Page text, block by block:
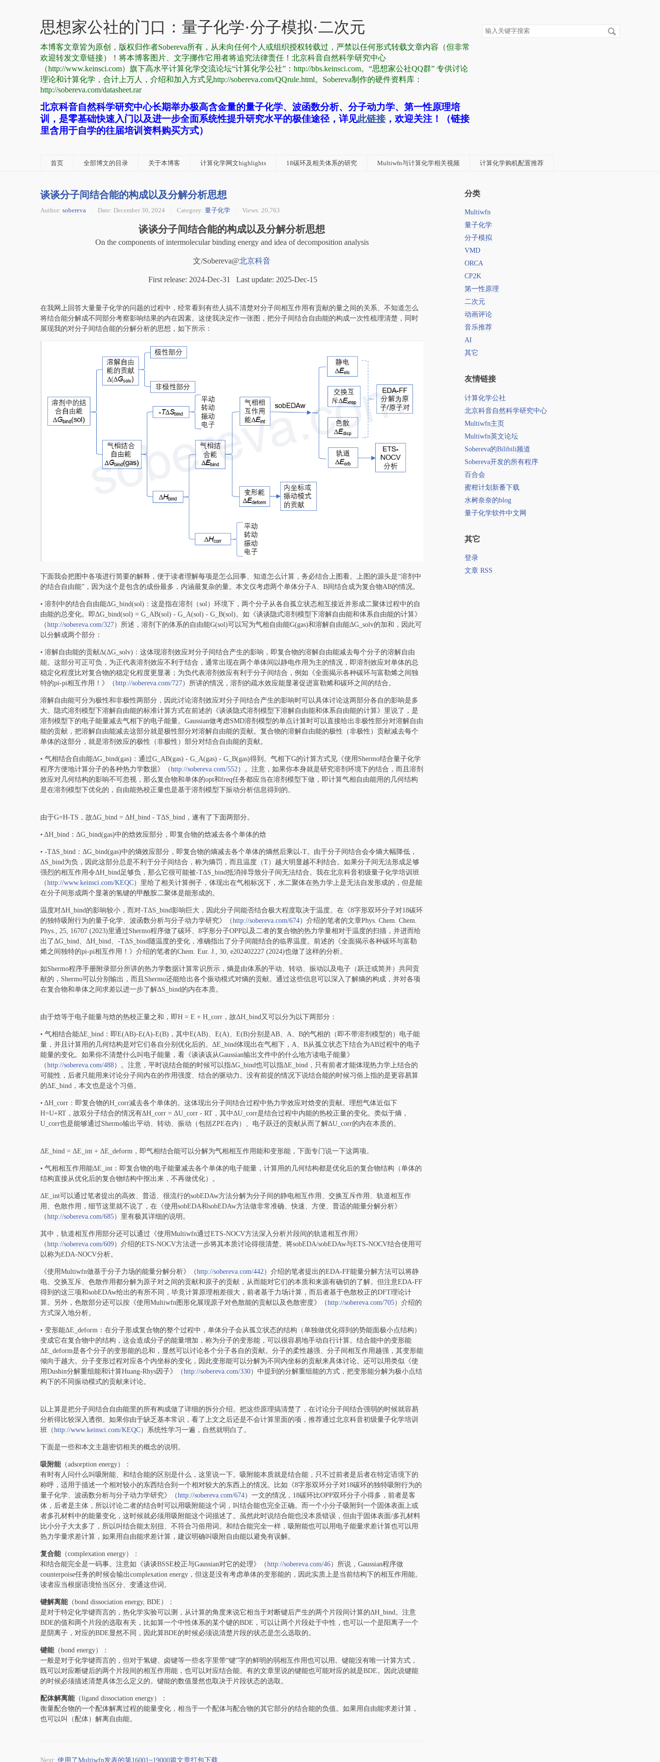
思想家公社的门口：量子化学·分子模拟·二次元
本博客文章皆为原创，版权归作者Sobereva所有，从未向任何个人或组织授权转载过，严禁以任何形式转载文章内容（但非常
欢迎转发文章链接）！将本博客图片、文字挪作它用者将追究法律责任！北京科音自然科学研究中心
（http://www.keinsci.com）旗下高水平计算化学交流论坛“计算化学公社”：http://bbs.keinsci.com。“思想家公社QQ群” 专供讨论
理论和计算化学，合计上万人，介绍和加入方式见http://sobereva.com/QQrule.html。Sobereva制作的硬件资料库：
http://sobereva.com/datasheet.rar
北京科音自然科学研究中心长期举办极高含金量的量子化学、波函数分析、分子动力学、第一性原理培
训，是零基础快速入门以及进一步全面系统性提升研究水平的极佳途径，详见此链接，欢迎关注！（链接
里含用于自学的往届培训资料购买方式）
搜
首页 全部博文的目录 关于本博客 计算化学网文highlights 18碳环及相关体系的研究 Multiwfn与计算化学相关视频 计算化学购机配置推荐
谈谈分子间结合能的构成以及分解分析思想
Author: sobereva Date: December 30, 2024 Category: 量子化学 Views: 20,763
谈谈分子间结合能的构成以及分解分析思想
On the components of intermolecular binding energy and idea of decomposition analysis
文/Sobereva@北京科音
First release: 2024-Dec-31 Last update: 2025-Dec-15
在我网上回答大量量子化学的问题的过程中，经常看到有些人搞不清楚对分子间相互作用有贡献的量之间的关系、不知道怎么
将结合能分解成不同部分考察影响结果的内在因素。这使我决定作一张图，把分子间结合自由能的构成一次性梳理清楚，同时
展现我的对分子间结合能的分解分析的思想，如下所示：
下面我会把图中各项进行简要的解释，便于读者理解每项是怎么回事、知道怎么计算，务必结合上图看。上图的源头是“溶剂中
的结合自由能”，因为这个是包含的成份最多，内涵最复杂的量。本文仅考虑两个单体分子A、B间结合成为复合物AB的情况。
• 溶剂中的结合自由能ΔG_bind(sol)：这是指在溶剂（sol）环境下，两个分子从各自孤立状态相互接近并形成二聚体过程中的自
由能的总变化。即ΔG_bind(sol) = G_AB(sol) - G_A(sol) - G_B(sol)。如《谈谈隐式溶剂模型下溶解自由能和体系自由能的计算》
（http://sobereva.com/327）所述，溶剂下的体系的自由能G(sol)可以写为气相自由能G(gas)和溶解自由能ΔG_solv的加和，因此可
以分解成两个部分：
• 溶解自由能的贡献Δ(ΔG_solv)：这体现溶剂效应对分子间结合产生的影响，即复合物的溶解自由能减去每个分子的溶解自由
能。这部分可正可负，为正代表溶剂效应不利于结合，通常出现在两个单体间以静电作用为主的情况，即溶剂效应对单体的总
稳定化程度比对复合物的稳定化程度更显著；为负代表溶剂效应有利于分子间结合，例如《全面揭示各种碳环与富勒烯之间独
特的pi-pi相互作用！》（http://sobereva.com/727）所讲的情况，溶剂的疏水效应能显著促进富勒烯和碳环之间的结合。
溶解自由能可分为极性和非极性两部分，因此讨论溶剂效应对分子间结合产生的影响时可以具体讨论这两部分各自的影响是多
大。隐式溶剂模型下溶解自由能的标准计算方式在前述的《谈谈隐式溶剂模型下溶解自由能和体系自由能的计算》里说了，是
溶剂模型下的电子能量减去气相下的电子能量。Gaussian做考虑SMD溶剂模型的单点计算时可以直接给出非极性部分对溶解自由
能的贡献，把溶解自由能减去这部分就是极性部分对溶解自由能的贡献。复合物的溶解自由能的极性（非极性）贡献减去每个
单体的这部分，就是溶剂效应的极性（非极性）部分对结合自由能的贡献。
• 气相结合自由能ΔG_bind(gas)：通过G_AB(gas) - G_A(gas) - G_B(gas)得到。气相下G的计算方式见《使用Shermo结合量子化学
程序方便地计算分子的各种热力学数据》（http://sobereva.com/552 ）。注意，如果你本身就是研究溶剂环境下的结合，而且溶剂
效应对几何结构的影响不可忽视，那么复合物和单体的opt和freq任务都应当在溶剂模型下做，即计算气相自由能用的几何结构
是在溶剂模型下优化的，自由能热校正量也是基于溶剂模型下振动分析信息得到的。
由于G=H-TS，故ΔG_bind = ΔH_bind - TΔS_bind，遂有了下面两部分。
• ΔH_bind：ΔG_bind(gas)中的焓效应部分，即复合物的焓减去各个单体的焓
• -TΔS_bind：ΔG_bind(gas)中的熵效应部分，即复合物的熵减去各个单体的熵然后乘以-T。由于分子间结合会令熵大幅降低，
ΔS_bind为负，因此这部分总是不利于分子间结合，称为熵罚，而且温度（T）越大明显越不利结合。如果分子间无法形成足够
强烈的相互作用令ΔH_bind足够负，那么它很可能被-TΔS_bind抵消掉导致分子间无法结合。我在北京科音初级量子化学培训班
（http://www.keinsci.com/KEQC）里给了相关计算例子，体现出在气相标况下，水二聚体在热力学上是无法自发形成的，但是能
在分子间形成两个显著的氢键的甲酰胺二聚体是能形成的。
温度对ΔH_bind的影响较小，而对-TΔS_bind影响巨大，因此分子间能否结合极大程度取决于温度。在《8字形双环分子对18碳环
的独特吸附行为的量子化学、波函数分析与分子动力学研究》（http://sobereva.com/674）介绍的笔者的文章Phys. Chem. Chem.
Phys., 25, 16707 (2023)里通过Shermo程序做了碳环、8字形分子OPP以及二者的复合物的热力学量相对于温度的扫描，并进而给
出了ΔG_bind、ΔH_bind、-TΔS_bind随温度的变化，准确指出了分子间能结合的临界温度。前述的《全面揭示各种碳环与富勒
烯之间独特的pi-pi相互作用！》介绍的笔者的Chem. Eur. J., 30, e202402227 (2024)也做了这样的分析。
如Shermo程序手册附录部分所讲的热力学数据计算常识所示，熵是由体系的平动、转动、振动以及电子（跃迁或简并）共同贡
献的，Shermo可以分别输出，而且Shermo还能给出各个振动模式对熵的贡献。通过这些信息可以深入了解熵的构成，并对各项
在复合物和单体之间求差以进一步了解ΔS_bind的内在本质。
由于焓等于电子能量与焓的热校正量之和，即H = E + H_corr，故ΔH_bind又可以分为以下两部分：
• 气相结合能ΔE_bind：即E(AB)-E(A)-E(B)，其中E(AB)、E(A)、E(B)分别是AB、A、B的气相的（即不带溶剂模型的）电子能
量，并且计算用的几何结构是对它们各自分别优化后的。ΔE_bind体现出在气相下，A、B从孤立状态下结合为AB过程中的电子
能量的变化。如果你不清楚什么叫电子能量，看《谈谈该从Gaussian输出文件中的什么地方读电子能量》
（http://sobereva.com/488）。注意，平时说结合能的时候可以指ΔG_bind也可以指ΔE_bind，只有前者才能体现热力学上结合的
可能性，后者只能用来讨论分子间内在的作用强度、结合的驱动力。没有前提的情况下说结合能的时候习俗上指的是更容易算
的ΔE_bind，本文也是这个习俗。
• ΔH_corr：即复合物的H_corr减去各个单体的。这体现出分子间结合过程中热力学效应对焓变的贡献。理想气体近似下
H=U+RT，故双分子结合的情况有ΔH_corr = ΔU_corr - RT，其中ΔU_corr是结合过程中内能的热校正量的变化。类似于熵，
U_corr也是能够通过Shermo输出平动、转动、振动（包括ZPE在内）、电子跃迁的贡献从而了解ΔU_corr的内在本质的。
ΔE_bind = ΔE_int + ΔE_deform，即气相结合能可以分解为气相相互作用能和变形能，下面专门说一下这两项。
• 气相相互作用能ΔE_int：即复合物的电子能量减去各个单体的电子能量，计算用的几何结构都是优化后的复合物结构（单体的
结构直接从优化后的复合物结构中抠出来，不再做优化）。
ΔE_int可以通过笔者提出的高效、普适、很流行的sobEDAw方法分解为分子间的静电相互作用、交换互斥作用、轨道相互作
用、色散作用，细节这里就不说了，在《使用sobEDA和sobEDAw方法做非常准确、快速、方便、普适的能量分解分析》
（http://sobereva.com/685）里有极其详细的说明。
其中，轨道相互作用部分还可以通过《使用Multiwfn通过ETS-NOCV方法深入分析片段间的轨道相互作用》
（http://sobereva.com/609）介绍的ETS-NOCV方法进一步将其本质讨论得很清楚。将sobEDA/sobEDAw与ETS-NOCV结合使用可
以称为EDA-NOCV分析。
《使用Multiwfn做基于分子力场的能量分解分析》（http://sobereva.com/442 ）介绍的笔者提出的EDA-FF能量分解方法可以将静
电、交换互斥、色散作用都分解为原子对之间的贡献和原子的贡献，从而能对它们的本质和来源有确切的了解。但注意EDA-FF
得到的这三项和sobEDAw给出的有所不同，毕竟计算原理相差很大，前者基于力场计算，而后者基于色散校正的DFT理论计
算。另外，色散部分还可以按《使用Multiwfn图形化展现原子对色散能的贡献以及色散密度》（http://sobereva.com/705）介绍的
方式深入地分析。
• 变形能ΔE_deform：在分子形成复合物的整个过程中，单体分子会从孤立状态的结构（单独做优化得到的势能面极小点结构）
变成它在复合物中的结构，这会造成分子的能量增加，称为分子的变形能，可以很容易地手动自行计算。结合能中的变形能
ΔE_deform是各个分子的变形能的总和，显然可以讨论各个分子各自的贡献。分子的柔性越强、分子间相互作用越强，其变形能
倾向于越大。分子变形过程对应各个内坐标的变化，因此变形能可以分解为不同内坐标的贡献来具体讨论。还可以用类似《使
用Dushin分解重组能和计算Huang-Rhys因子》（http://sobereva.com/330）中提到的分解重组能的方式，把变形能分解为极小点结
构下的不同振动模式的贡献来讨论。
以上算是把分子间结合自由能里的所有构成做了详细的拆分介绍。把这些原理搞清楚了，在讨论分子间结合强弱的时候就容易
分析得比较深入透彻。如果你由于缺乏基本常识，看了上文之后还是不会计算里面的项，推荐通过北京科音初级量子化学培训
班（http://www.keinsci.com/KEQC）系统性学习一遍，自然就明白了。
下面是一些和本文主题密切相关的概念的说明。
吸附能（adsorption energy）：
有时有人问什么叫吸附能、和结合能的区别是什么，这里说一下。吸附能本质就是结合能，只不过前者是后者在特定语境下的
称呼，适用于描述一个相对较小的东西结合到一个相对较大的东西上的情况。比如《8字形双环分子对18碳环的独特吸附行为的
量子化学、波函数分析与分子动力学研究》（http://sobereva.com/674）一文的情况，18碳环比OPP双环分子小得多，前者是客
体，后者是主体，所以讨论二者的结合时可以用吸附能这个词，叫结合能也完全正确。而一个小分子吸附到一个固体表面上或
者多孔材料中的能量变化，这时候就必须用吸附能这个词描述了。虽然此时说结合能也没本质错误，但由于固体表面/多孔材料
比小分子大太多了，所以叫结合能太别扭、不符合习俗用词。和结合能完全一样，吸附能也可以用电子能量求差计算也可以用
热力学量求差计算，如果用自由能求差计算，建议明确叫吸附自由能以避免有误解。
复合能（complexation energy）：
和结合能完全是一码事。注意如《谈谈BSSE校正与Gaussian对它的处理》（http://sobereva.com/46）所说，Gaussian程序做
counterpoise任务的时候会输出complexation energy，但这是没有考虑单体的变形能的，因此实质上是当前结构下的相互作用能。
读者应当根据语境恰当区分、变通这些词。
键解离能（bond dissociation energy, BDE）：
是对于特定化学键而言的，热化学实验可以测，从计算的角度来说它相当于对断键后产生的两个片段间计算的ΔH_bind。注意
BDE的值和两个片段的选取有关，比如算一个中性体系的某个键的BDE，可以让两个片段处于中性，也可以一个是阳离子一个
是阴离子，对应的BDE显然不同，因此算BDE的时候必须说清楚片段的状态是怎么选取的。
键能（bond energy）：
一般是对于化学键而言的，但对于氢键、卤键等一些名字里带“键”字的鲜明的弱相互作用也可以用。键能没有唯一计算方式，
既可以对应断键后的两个片段间的相互作用能，也可以对应结合能。有的文章里说的键能也可能对应的就是BDE。因此说键能
的时候必须描述清楚具体怎么定义的。键能的数值显然也取决于片段状态的选取。
配体解离能（ligand dissociation energy）：
衡量配合物的一个配体解离过程的能量变化，相当于一个配体与配合物的其它部分的结合能的负值。如果用自由能求差计算，
也可以叫（配体）解离自由能。
Next: 使用了Multiwfn发表的第16001~19000篇文章打包下载
分类
Multiwfn
量子化学
分子模拟
VMD
ORCA
CP2K
第一性原理
二次元
动画评论
音乐推荐
AI
其它
友情链接
计算化学公社
北京科音自然科学研究中心
Multiwfn主页
Multiwfn英文论坛
Sobereva的Bilibili频道
Sobereva开发的所有程序
百合会
蜜柑计划新番下载
水树奈奈的blog
量子化学软件中文网
其它
登录
文章 RSS